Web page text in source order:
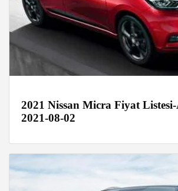
2021 Nissan Micra Fiyat
2021-08-02